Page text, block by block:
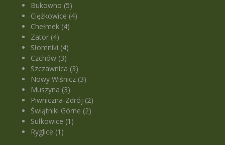
Bukowno (5)
Ciężkowice (4)
Chełmek (4)
Zator (4)
Słomniki (4)
Czchów (3)
Szczawnica (3)
Nowy Wiśnicz (3)
Muszyna (3)
Piwniczna-Zdrój (2)
Świątniki Górne (2)
Sułkowice (1)
Ryglice (1)